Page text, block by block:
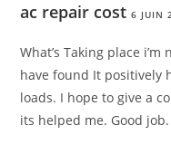
ac repair cost 6 JUIN
What’s Taking place
have found It positively
loads. I hope to give a
its helped me. Good job.